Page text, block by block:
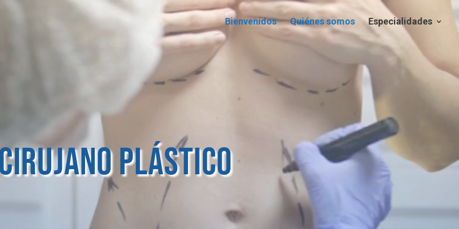
Bienvenidos Quiénes somos Especialidades
Plástico